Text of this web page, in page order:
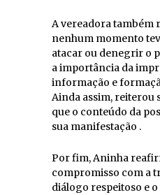
A vereadora também
nenhum momento
atacar ou denegrir o
a importância da
informação e
Ainda assim, reiterou
que o conteúdo da
sua manifestação .
Por fim, Aninha
compromisso com a
diálogo respeitoso e